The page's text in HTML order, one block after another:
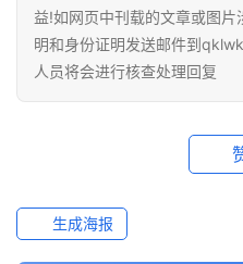
情
快
讯
益!如网页中刊载的文章或图
明和身份证明发送邮件到
人员将会进行核查处理回复
生成海报